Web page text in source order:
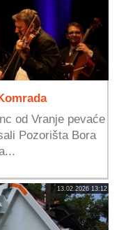
od Vranje pevaće
Pozorišta Bora
13.02.2026 13:12